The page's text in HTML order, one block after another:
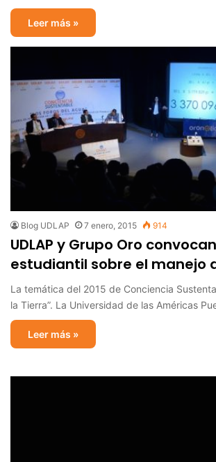
Leer más »
Blog UDLAP 7 enero, 2015 914
UDLAP y Grupo Oro
estudiantil sobre el manejo
La temática del 2015 de Conciencia
la Tierra”. La Universidad de las Américas
Leer más »